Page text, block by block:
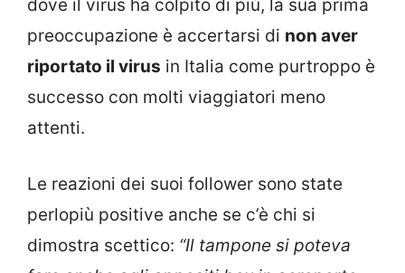
dove il virus ha colpito di più, la sua prima
preoccupazione è accertarsi di non aver
riportato il virus in Italia come purtroppo è
successo con molti viaggiatori meno
attenti.
Le reazioni dei suoi follower sono state
perlopiù positive anche se c’è chi si
dimostra scettico: “Il tampone si poteva